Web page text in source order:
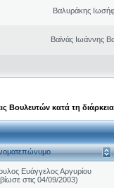
Βαλυράκης
Βαϊνάς Ιωάννης
Βουλευτών κατά τη
Ευάγγελος Αργυρίου
στις 04/09/2003)